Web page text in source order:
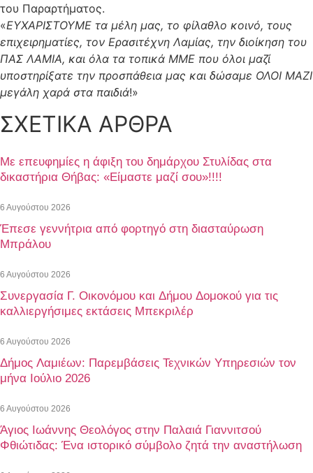
του Παραρτήματος.
«ΕΥΧΑΡΙΣΤΟΥΜΕ τα μέλη μας, το φίλαθλο κοινό, τους
επιχειρηματίες, τον Ερασιτέχνη Λαμίας, την διοίκηση του
ΠΑΣ ΛΑΜΙΑ, και όλα τα τοπικά ΜΜΕ που όλοι μαζί
υποστηρίξατε την προσπάθεια μας και δώσαμε ΟΛΟΙ ΜΑΖΙ
μεγάλη χαρά στα παιδιά!»
ΣΧΕΤΙΚΑ ΑΡΘΡΑ
Με επευφημίες η άφιξη του δημάρχου Στυλίδας στα
δικαστήρια Θήβας: «Είμαστε μαζί σου»!!!!
6 Αυγούστου 2026
Έπεσε γεννήτρια από φορτηγό στη διασταύρωση
Μπράλου
6 Αυγούστου 2026
Συνεργασία Γ. Οικονόμου και Δήμου Δομοκού για τις
καλλιεργήσιμες εκτάσεις Μπεκριλέρ
6 Αυγούστου 2026
Δήμος Λαμιέων: Παρεμβάσεις Τεχνικών Υπηρεσιών τον
μήνα Ιούλιο 2026
6 Αυγούστου 2026
Άγιος Ιωάννης Θεολόγος στην Παλαιά Γιαννιτσού
Φθιώτιδας: Ένα ιστορικό σύμβολο ζητά την αναστήλωση